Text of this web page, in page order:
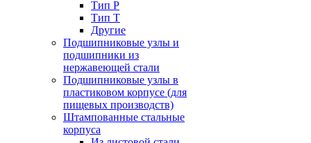
Тип P
Тип T
Другие
Подшипниковые узлы и
подшипники из
нержавеющей стали
Подшипниковые узлы в
пластиковом корпусе (для
пищевых производств)
Штампованные стальные
корпуса